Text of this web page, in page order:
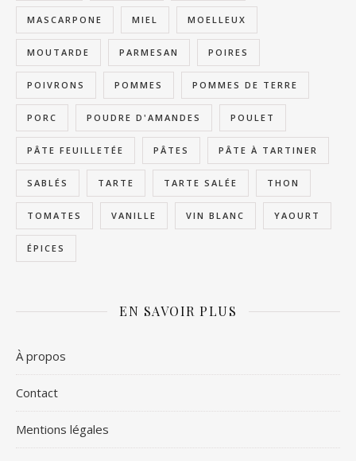
MASCARPONE MIEL MOELLEUX
MOUTARDE PARMESAN POIRES
POIVRONS POMMES POMMES DE TERRE
PORC POUDRE D'AMANDES POULET
PÂTE FEUILLETÉE PÂTES PÂTE À TARTINER
SABLÉS TARTE TARTE SALÉE THON
TOMATES VANILLE VIN BLANC YAOURT
ÉPICES
EN SAVOIR PLUS
À propos
Contact
Mentions légales